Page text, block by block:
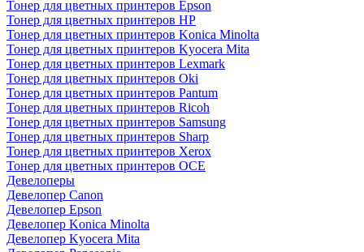
Тонер для цветных принтеров Epson
Тонер для цветных принтеров HP
Тонер для цветных принтеров Konica Minolta
Тонер для цветных принтеров Kyocera Mita
Тонер для цветных принтеров Lexmark
Тонер для цветных принтеров Oki
Тонер для цветных принтеров Pantum
Тонер для цветных принтеров Ricoh
Тонер для цветных принтеров Samsung
Тонер для цветных принтеров Sharp
Тонер для цветных принтеров Xerox
Тонер для цветных принтеров OCE
Девелоперы
Девелопер Canon
Девелопер Epson
Девелопер Konica Minolta
Девелопер Kyocera Mita